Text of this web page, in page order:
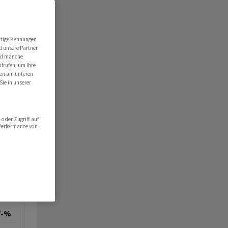
%
Kennungen
unsere Partner
manche
um Ihre
am unteren
in unserer
oder Zugriff auf
von